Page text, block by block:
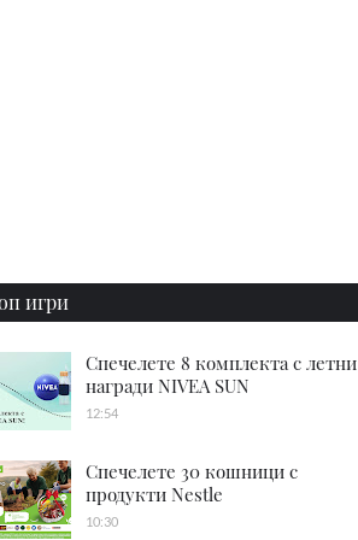
игри
Спечелете 8 комплекта с летни
награди NIVEA SUN
12:54
Спечелете 30 кошници с
продукти Nestle
10:30